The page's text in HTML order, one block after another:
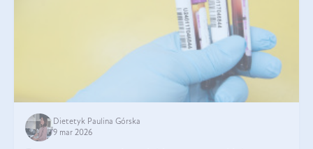
Dietetyk Paulina Górska
9 mar 2026